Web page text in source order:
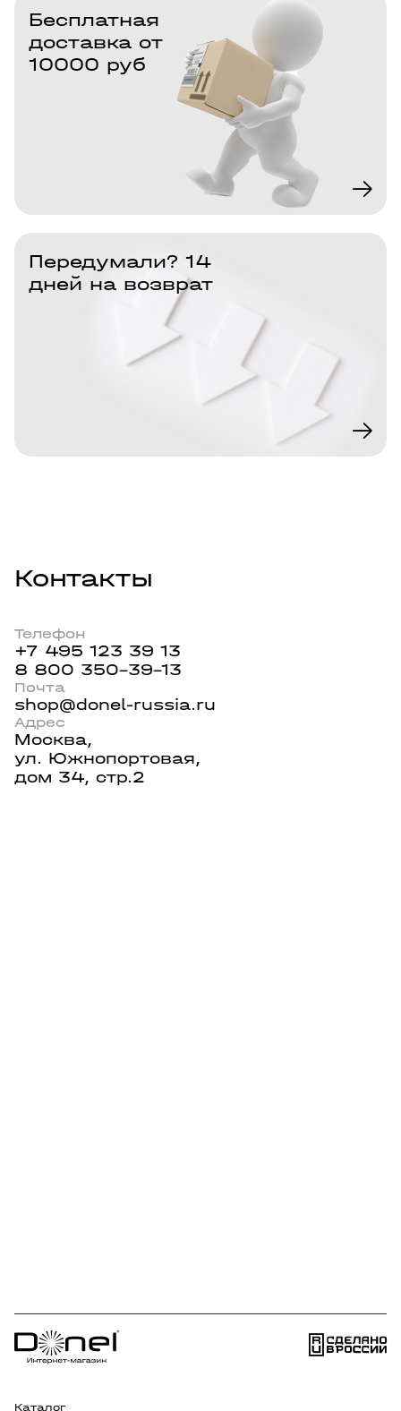
Бесплатная
доставка от
10000 руб
Передумали? 14
дней на возврат
Контакты
Телефон
+7 495 123 39 13
8 800 350-39-13
Почта
shop@donel-russia.ru
Адрес
Москва,
ул. Южнопортовая,
дом 34, стр.2
Каталог